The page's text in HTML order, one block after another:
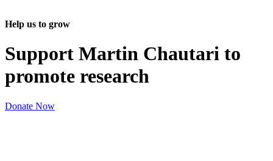
Help us to grow
Support Martin Chautari to
promote research
Donate Now